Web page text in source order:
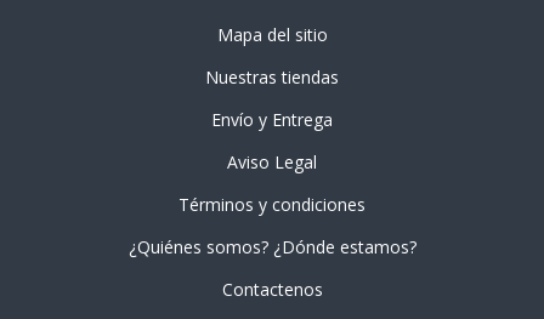
Mapa del sitio
Nuestras tiendas
Envío y Entrega
Aviso Legal
Términos y condiciones
¿Quiénes somos? ¿Dónde estamos?
Contactenos